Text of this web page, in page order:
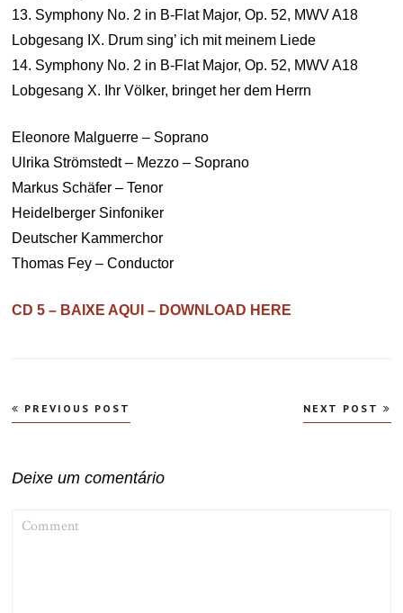
13. Symphony No. 2 in B-Flat Major, Op. 52, MWV A18
Lobgesang IX. Drum sing’ ich mit meinem Liede
14. Symphony No. 2 in B-Flat Major, Op. 52, MWV A18
Lobgesang X. Ihr Völker, bringet her dem Herrn
Eleonore Malguerre – Soprano
Ulrika Strömstedt – Mezzo – Soprano
Markus Schäfer – Tenor
Heidelberger Sinfoniker
Deutscher Kammerchor
Thomas Fey – Conductor
CD 5 – BAIXE AQUI – DOWNLOAD HERE
Navegação
de
PREVIOUS POST NEXT POST
Deixe um comentário